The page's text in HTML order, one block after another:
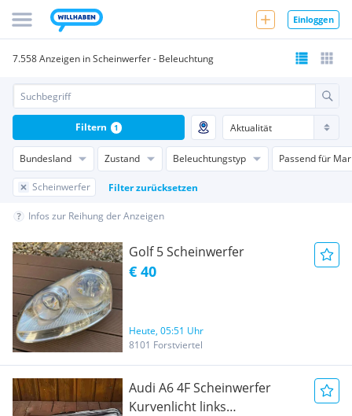
Einloggen
7.558 Anzeigen in Scheinwerfer - Beleuchtung
Bundesland Zustand Beleuchtungstyp Passend für
Scheinwerfer Filter zurücksetzen
Filtern 1
Infos zur Reihung der Anzeigen
Golf 5 Scheinwerfer
€ 40
Heute, 05:51 Uhr
8101 Forstviertel
Audi A6 4F Scheinwerfer
Kurvenlicht links